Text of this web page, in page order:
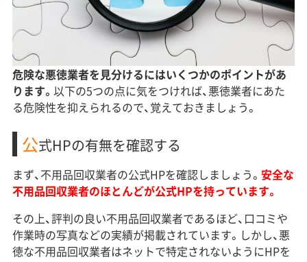
危険な悪徳業者を見分けるにはいくつかのポイントがあ
ります。 以下の5つの点に気をつければ、悪徳業者にあた
る危険性を抑えられるので、覚えておきましょう。
公式HPの有無を確認する
まず、不用品回収業者の公式HPを確認しましょう。 安全な
不用品回収業者のほとんどが公式HPを持っています。
その上、評判の良い不用品回収業者であるほど、口コミや
作業時の写真などの実績が掲載されています。しかし、悪
徳な不用品回収業者はネットで特定されないようにHPを